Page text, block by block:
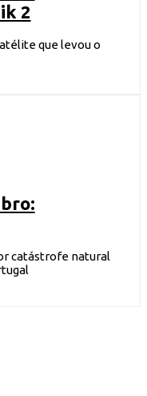
2
que levou o
catástrofe natural